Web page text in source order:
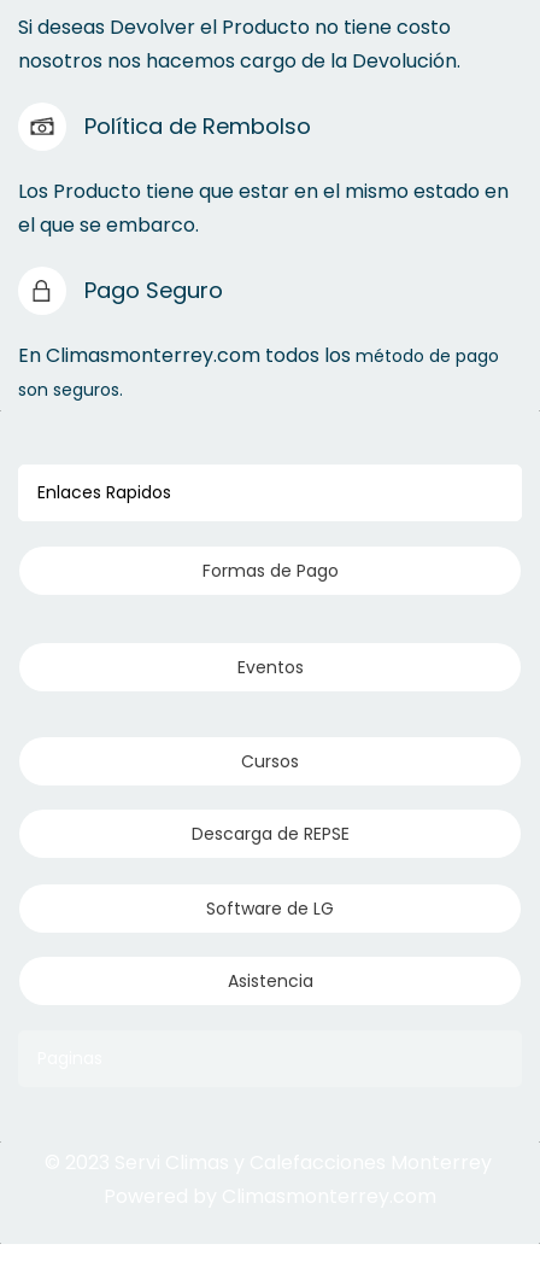
Si deseas Devolver el Producto no tiene costo
nosotros nos hacemos cargo de la Devolución.
Política de Rembolso
Los Producto tiene que estar en el mismo estado en
el que se embarco.
Pago Seguro
En Climasmonterrey.com todos los método de pago
son seguros.
Enlaces Rapidos
Formas de Pago
Eventos
Cursos
Descarga de REPSE
Software de LG
Asistencia